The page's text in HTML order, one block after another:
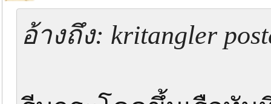
อ้างถึง: kritangler